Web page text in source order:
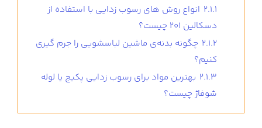
2.1.1 انواع روش های رسوب زدایی با استفاده از
دسکالین 201 چیست؟
2.1.2 چگونه بدنه‌ی ماشین لباسشویی را جرم گیری
کنیم؟
2.1.3 بهترین مواد برای رسوب زدایی پکیج یا لوله
شوفاژ چیست؟